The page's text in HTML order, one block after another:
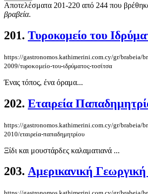
Αποτελέσματα 201-220 από 244 που
βραβεία.
201. Τυροκομείο του
https://gastronomos.kathimerini.com.cy/gr/brabeia/
2009/τυροκομείο-του-ιδρύματος-τοσίτσα
Ένας τόπος, ένα όραμα...
202. Εταιρεία
https://gastronomos.kathimerini.com.cy/gr/brabeia/
2010/εταιρεία-παπαδημητρίου
Ξίδι και μουστάρδες καλαματιανά ...
203. Αμερικανική